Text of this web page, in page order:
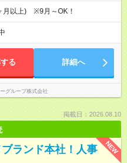
以上) ※9月～OK！
る 詳細へ
グループ株式会社
掲載日：2026.08.10
NEW
ブランド本社！人事